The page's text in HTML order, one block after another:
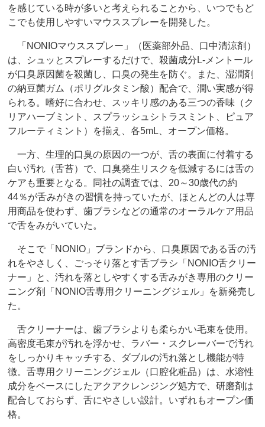
を感じている時が多いと考えられることから、いつでもど
こでも使用しやすいマウススプレーを開発した。
「NONIOマウススプレー」（医薬部外品、口中清涼剤）
は、シュッとスプレーするだけで、殺菌成分L-メントール
が口臭原因菌を殺菌し、口臭の発生を防ぐ。また、湿潤剤
の納豆菌ガム（ポリグルタミン酸）配合で、潤い実感が得
られる。嗜好に合わせ、スッキリ感のある三つの香味（ク
リアハーブミント、スプラッシュシトラスミント、ピュア
フルーティミント）を揃え、各5mL、オープン価格。
一方、生理的口臭の原因の一つが、舌の表面に付着する
白い汚れ（舌苔）で、口臭発生リスクを低減するには舌の
ケアも重要となる。同社の調査では、20～30歳代の約
44％が舌みがきの習慣を持っていたが、ほとんどの人は専
用商品を使わず、歯ブラシなどの通常のオーラルケア用品
で舌をみがいていた。
そこで「NONIO」ブランドから、口臭原因である舌の汚
れをやさしく、ごっそり落とす舌ブラシ「NONIO舌クリー
ナー」と、汚れを落としやすくする舌みがき専用のクリー
ニング剤「NONIO舌専用クリーニングジェル」を新発売し
た。
舌クリーナーは、歯ブラシよりも柔らかい毛束を使用。
高密度毛束が汚れを浮かせ、ラバー・スクレーバーで汚れ
をしっかりキャッチする、ダブルの汚れ落とし機能が特
徴。舌専用クリーニングジェル（口腔化粧品）は、水溶性
成分をベースにしたアクアクレンジング処方で、研磨剤は
配合しておらず、舌にやさしい設計。いずれもオープン価
格。